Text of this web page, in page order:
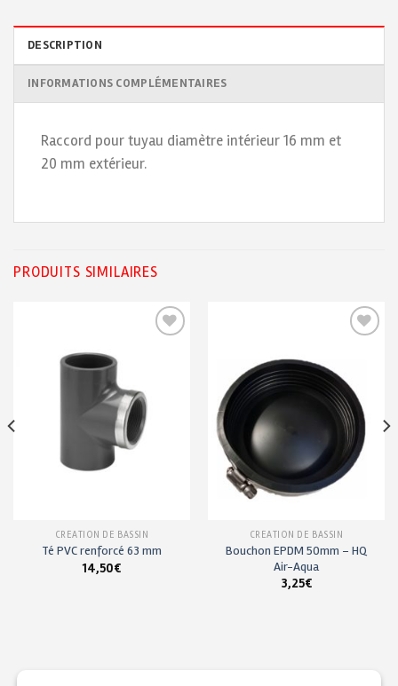
DESCRIPTION
INFORMATIONS COMPLÉMENTAIRES
Raccord pour tuyau diamètre intérieur 16 mm et
20 mm extérieur.
PRODUITS SIMILAIRES
souhaits
CRÉATION DE BASSIN
Té PVC renforcé 63 mm
14,50€
liste de
souhaits
CRÉATION DE BASSIN
Bouchon EPDM 50mm – HQ
Air-Aqua
3,25€